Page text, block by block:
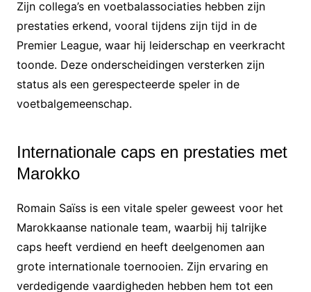
Zijn collega’s en voetbalassociaties hebben zijn
prestaties erkend, vooral tijdens zijn tijd in de
Premier League, waar hij leiderschap en veerkracht
toonde. Deze onderscheidingen versterken zijn
status als een gerespecteerde speler in de
voetbalgemeenschap.
Internationale caps en prestaties met
Marokko
Romain Saïss is een vitale speler geweest voor het
Marokkaanse nationale team, waarbij hij talrijke
caps heeft verdiend en heeft deelgenomen aan
grote internationale toernooien. Zijn ervaring en
verdedigende vaardigheden hebben hem tot een